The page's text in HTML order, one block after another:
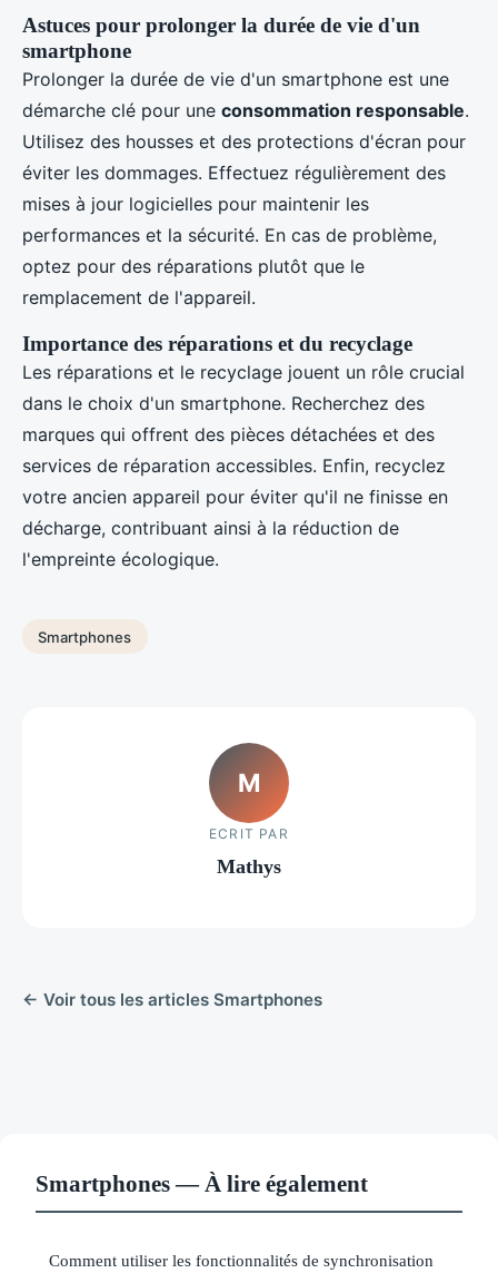
Astuces pour prolonger la durée de vie d'un
smartphone
Prolonger la durée de vie d'un smartphone est une
démarche clé pour une consommation responsable.
Utilisez des housses et des protections d'écran pour
éviter les dommages. Effectuez régulièrement des
mises à jour logicielles pour maintenir les
performances et la sécurité. En cas de problème,
optez pour des réparations plutôt que le
remplacement de l'appareil.
Importance des réparations et du recyclage
Les réparations et le recyclage jouent un rôle crucial
dans le choix d'un smartphone. Recherchez des
marques qui offrent des pièces détachées et des
services de réparation accessibles. Enfin, recyclez
votre ancien appareil pour éviter qu'il ne finisse en
décharge, contribuant ainsi à la réduction de
l'empreinte écologique.
Smartphones
M
ECRIT PAR
Mathys
← Voir tous les articles Smartphones
Smartphones — À lire également
Comment utiliser les fonctionnalités de synchronisation